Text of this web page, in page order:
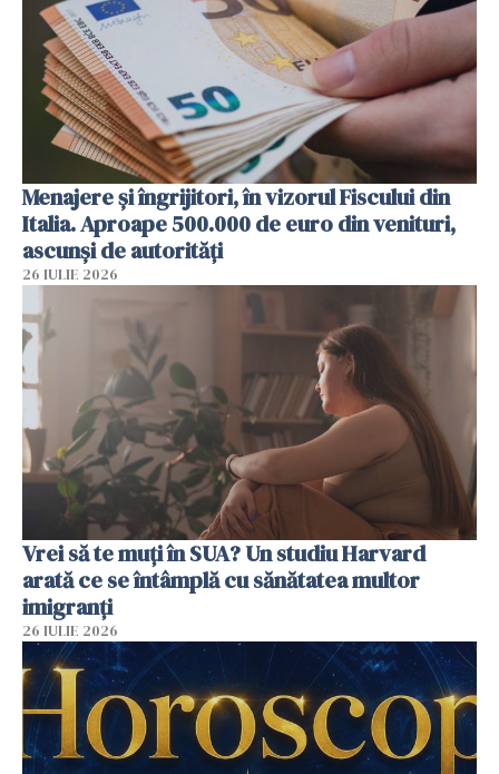
Menajere și îngrijitori, în vizorul Fiscului din
Italia. Aproape 500.000 de euro din venituri,
ascunși de autorități
26 IULIE 2026
Vrei să te muți în SUA? Un studiu Harvard
arată ce se întâmplă cu sănătatea multor
imigranți
26 IULIE 2026